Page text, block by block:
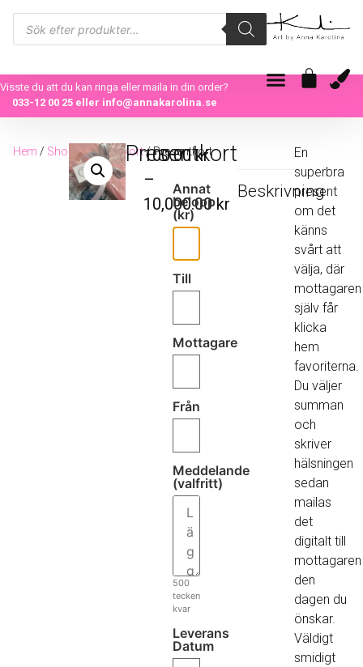
Visste du att du kan ringa eller maila in din order?
033-12 00 25eller info@annakarolina.se
Hem / Shop /Presentkort/ Presentkort
Presentkort
100.00kr
–
10,000.00kr
Annat
belopp
(kr)
Till
Mottagare
Från
Meddelande
(valfritt)
500
tecken
kvar
Leverans
Datum
Beskrivning
En
superbra
present
om det
känns
svårt att
välja, där
mottagaren
själv får
klicka
hem
favoriterna.
Du väljer
summan
och
skriver
hälsningen
sedan
mailas
det
digitalt till
mottagaren
den
dagen du
önskar.
Väldigt
smidigt